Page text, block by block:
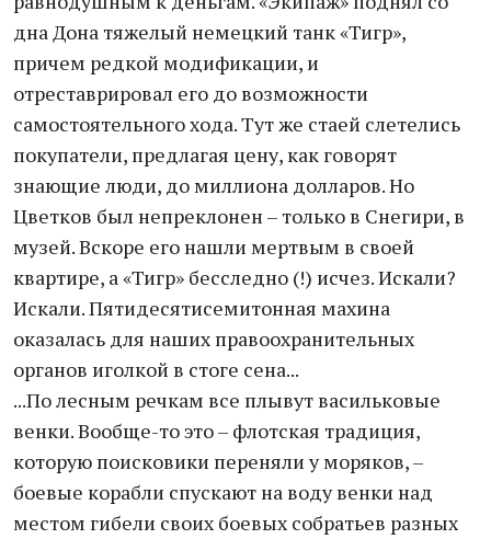
дна Дона тяжелый немецкий танк «Тигр»,
причем редкой модификации, и
отреставрировал его до возможности
самостоятельного хода. Тут же стаей слетелись
покупатели, предлагая цену, как говорят
знающие люди, до миллиона долларов. Но
Цветков был непреклонен – только в Снегири, в
музей. Вскоре его нашли мертвым в своей
квартире, а «Тигр» бесследно (!) исчез. Искали?
Искали. Пятидесятисемитонная махина
оказалась для наших правоохранительных
органов иголкой в стоге сена...
...По лесным речкам все плывут васильковые
венки. Вообще-то это – флотская традиция,
которую поисковики переняли у моряков, –
боевые корабли спускают на воду венки над
местом гибели своих боевых собратьев разных